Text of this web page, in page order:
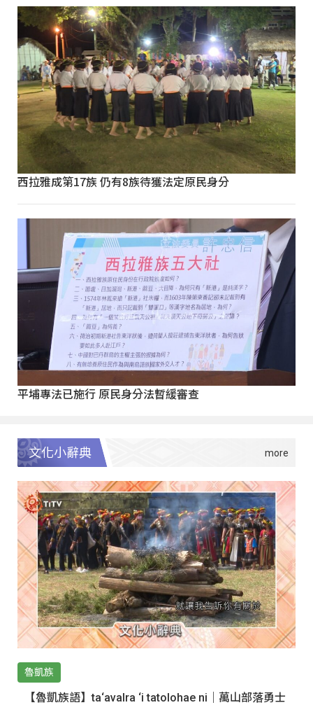
西拉雅成第17族 仍有8族待獲法定原民身分
平埔專法已施行 原民身分法暫緩審查
文化小辭典
魯凱族
【魯凱族語】ta‘avalra ‘i tatolohae ni｜萬山部落勇士